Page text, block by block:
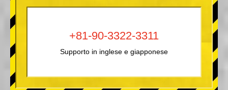
+81-90-3322-3311
Supporto in inglese e giapponese